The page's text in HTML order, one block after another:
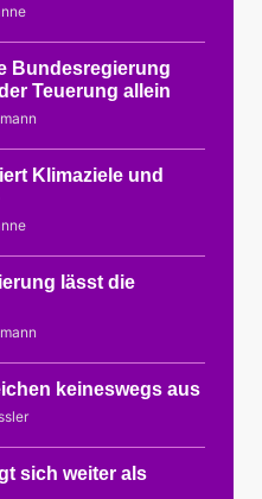
Bundesregierung
Teuerung allein
Klimaziele und
lässt die
keineswegs aus
sich weiter als